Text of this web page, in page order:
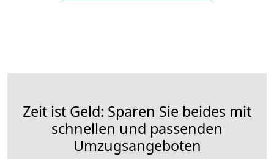
Zeit ist Geld: Sparen Sie beides mit
schnellen und passenden
Umzugsangeboten